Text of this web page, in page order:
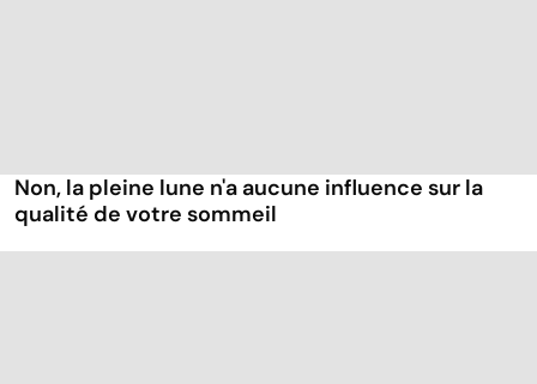
Non, la pleine lune n'a aucune influence sur la
qualité de votre sommeil